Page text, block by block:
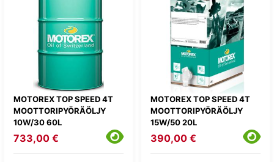
MOTOREX TOP SPEED 4T
MOOTTORIPYÖRÄÖLJY
10W/30 60L
733,00 €
MOTOREX TOP SPEED 4T
MOOTTORIPYÖRÄÖLJY
15W/50 20L
390,00 €